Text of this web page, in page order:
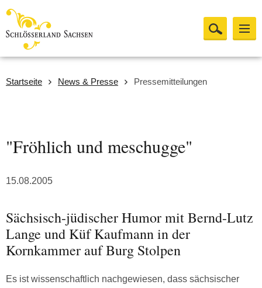
Startseite News & Presse Pressemitteilungen
"Fröhlich und meschugge"
15.08.2005
Sächsisch-jüdischer Humor mit Bernd-Lutz
Lange und Küf Kaufmann in der
Kornkammer auf Burg Stolpen
Es ist wissenschaftlich nachgewiesen, dass sächsischer